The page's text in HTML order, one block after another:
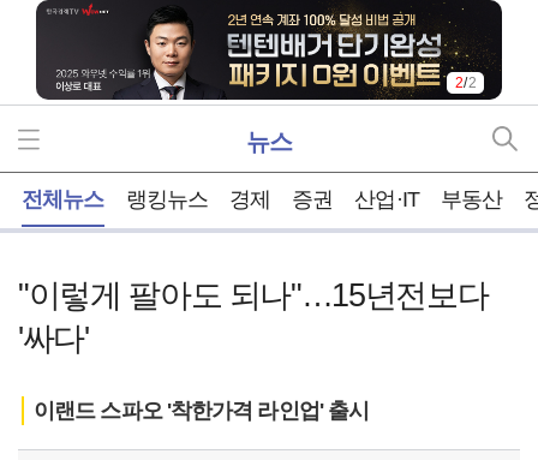
2/2
뉴스
전체뉴스 랭킹뉴스 경제 증권 산업·IT 부동산
"이렇게 팔아도 되나"…15년전보다
'싸다'
이랜드 스파오 '착한가격 라인업' 출시